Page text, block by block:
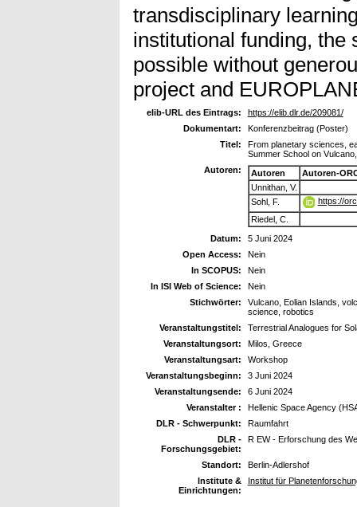
transdisciplinary
institutional funding, the
possible without
project and
elib-URL des Eintrags:
https://elib.dlr.de/209081/
Dokumentart:
Konferenzbeitrag (Poster)
Titel:
From planetary sciences,
Summer School on
Autoren:
Autoren
Autoren-
Unnithan, V.
Sohl, F.
https://
Riedel, C.
Datum:
5 Juni 2024
Open Access:
Nein
In SCOPUS:
Nein
In ISI Web of Science:
Nein
Stichwörter:
Vulcano, Eolian Islands,
science, robotics
Veranstaltungstitel:
Terrestrial Analogues for
Veranstaltungsort:
Milos, Greece
Veranstaltungsart:
Workshop
Veranstaltungsbeginn:
3 Juni 2024
Veranstaltungsende:
6 Juni 2024
Veranstalter :
Hellenic Space Agency
DLR - Schwerpunkt:
Raumfahrt
DLR -
Forschungsgebiet:
R EW - Erforschung des
Standort:
Berlin-Adlershof
Institute &
Einrichtungen:
Institut für